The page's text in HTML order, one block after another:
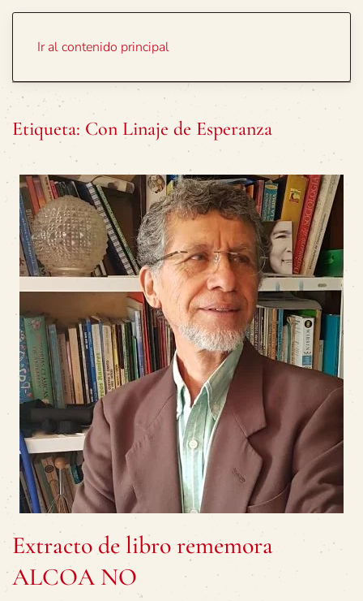
Ir al contenido principal
Etiqueta: Con Linaje de Esperanza
Extracto de libro rememora
ALCOA NO